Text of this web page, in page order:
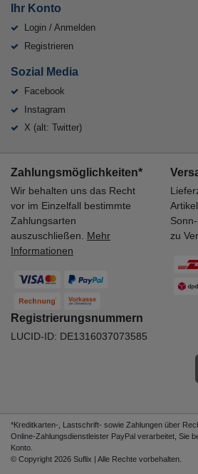
Ihr Konto
Login / Anmelden
Registrieren
Sozial Media
Facebook
Instagram
X (alt: Twitter)
Zahlungsmöglichkeiten*
Wir behalten uns das Recht
vor im Einzelfall bestimmte
Zahlungsarten
auszuschließen. Mehr
Informationen
zu
Registrierungsnummern
LUCID-ID: DE1316037073585
*Kreditkarten-, Lastschrift- sowie Zahlungen über
Online-Zahlungsdienstleister PayPal verarbeitet, Sie
Konto.
© Copyright 2026 Suflix | Alle Rechte vorbehalten.